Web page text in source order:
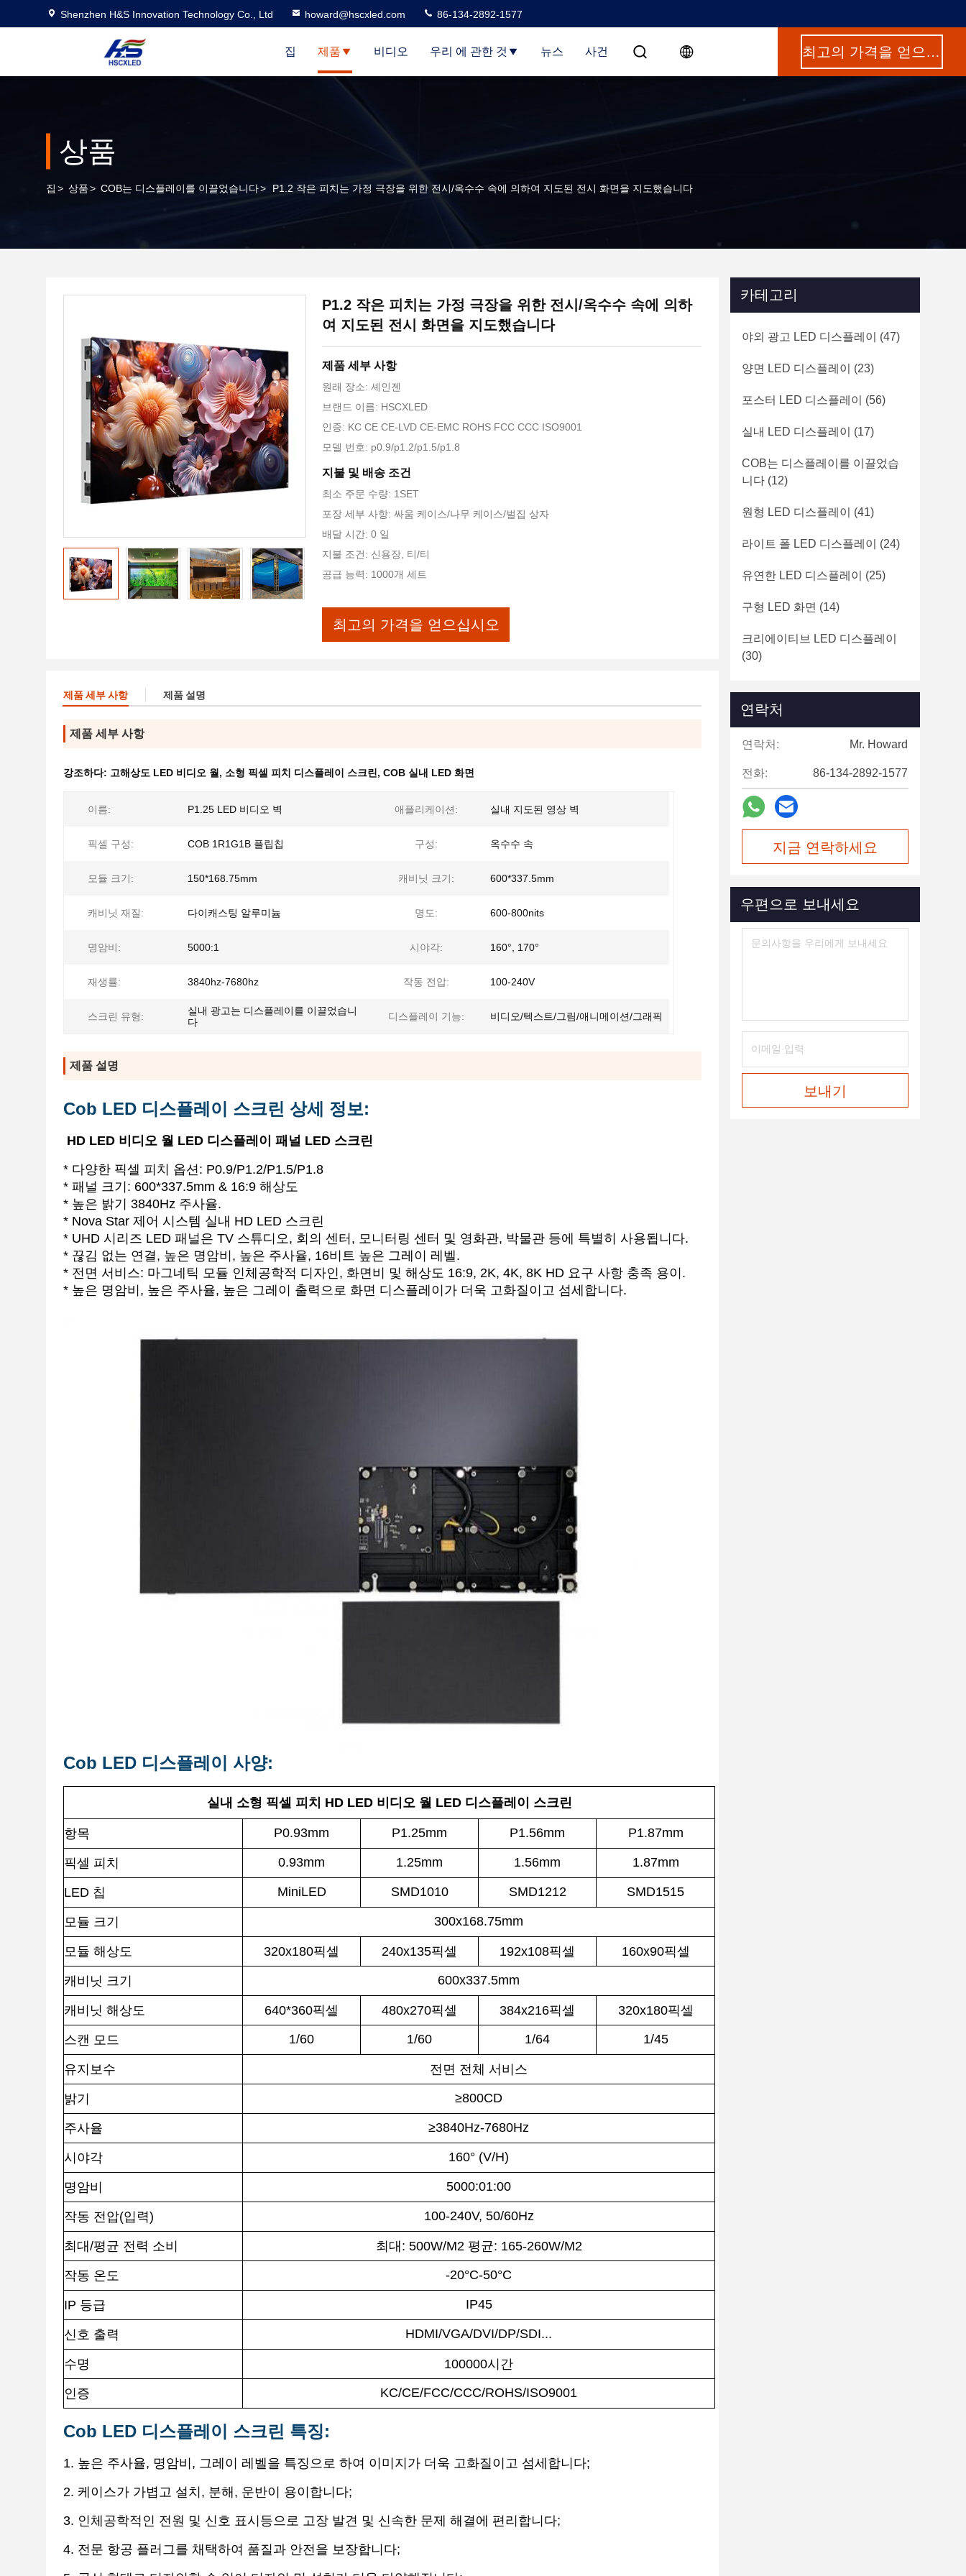
Shenzhen H&S Innovation Technology Co., Ltd howard@hscxled.com 86-134-2892-1577
집 제품 비디오 우리 에 관한 것 뉴스 사건 최고의 가격을 얻으십시오
상품
집 > 상품> COB는 디스플레이를 이끌었습니다> P1.2 작은 피치는 가정 극장을 위한 전시/옥수수 속에 의하여 지도된 전시 화면을 지도했습니다
P1.2 작은 피치는 가정 극장을 위한 전시/옥수수 속에 의하
여 지도된 전시 화면을 지도했습니다
제품 세부 사항
원래 장소: 셰인젠
브랜드 이름: HSCXLED
인증: KC CE CE-LVD CE-EMC ROHS FCC CCC ISO9001
모델 번호: p0.9/p1.2/p1.5/p1.8
지불 및 배송 조건
최소 주문 수량: 1SET
포장 세부 사항: 싸움 케이스/나무 케이스/벌집 상자
배달 시간: 0 일
지불 조건: 신용장, 티/티
공급 능력: 1000개 세트
최고의 가격을 얻으십시오
제품 세부 사항 제품 설명
제품 세부 사항
강조하다: 고해상도 LED 비디오 월 , 소형 픽셀 피치 디스플레이 스크린 , COB 실내 LED 화면
이름: P1.25 LED 비디오 벽 애플리케이션: 실내 지도된 영상 벽
픽셀 구성: COB 1R1G1B 플립칩 구성: 옥수수 속
모듈 크기: 150*168.75mm 캐비닛 크기: 600*337.5mm
캐비닛 재질: 다이캐스팅 알루미늄 명도: 600-800nits
명암비: 5000:1 시야각: 160°, 170°
재생률: 3840hz-7680hz 작동 전압: 100-240V
스크린 유형:
실내 광고는 디스플레이를 이끌었습니
다
디스플레이 기능: 비디오/텍스트/그림/애니메이션/그래픽
제품 설명
Cob LED 디스플레이 스크린 상세 정보:
HD LED 비디오 월 LED 디스플레이 패널 LED 스크린
* 다양한 픽셀 피치 옵션: P0.9/P1.2/P1.5/P1.8
* 패널 크기: 600*337.5mm & 16:9 해상도
* 높은 밝기 3840Hz 주사율.
* Nova Star 제어 시스템 실내 HD LED 스크린
* UHD 시리즈 LED 패널은 TV 스튜디오, 회의 센터, 모니터링 센터 및 영화관, 박물관 등에 특별히 사용됩니다.
* 끊김 없는 연결, 높은 명암비, 높은 주사율, 16비트 높은 그레이 레벨.
* 전면 서비스: 마그네틱 모듈 인체공학적 디자인, 화면비 및 해상도 16:9, 2K, 4K, 8K HD 요구 사항 충족 용이.
* 높은 명암비, 높은 주사율, 높은 그레이 출력으로 화면 디스플레이가 더욱 고화질이고 섬세합니다.
Cob LED 디스플레이 사양:
실내 소형 픽셀 피치 HD LED 비디오 월 LED 디스플레이 스크린
항목 P0.93mm P1.25mm P1.56mm P1.87mm
픽셀 피치 0.93mm 1.25mm 1.56mm 1.87mm
LED 칩 MiniLED SMD1010 SMD1212 SMD1515
모듈 크기 300x168.75mm
모듈 해상도 320x180픽셀 240x135픽셀 192x108픽셀 160x90픽셀
캐비닛 크기 600x337.5mm
캐비닛 해상도 640*360픽셀 480x270픽셀 384x216픽셀 320x180픽셀
스캔 모드 1/60 1/60 1/64 1/45
유지보수 전면 전체 서비스
밝기 ≥800CD
주사율 ≥3840Hz-7680Hz
시야각 160° (V/H)
명암비 5000:01:00
작동 전압(입력) 100-240V, 50/60Hz
최대/평균 전력 소비 최대: 500W/M2 평균: 165-260W/M2
작동 온도 -20°C-50°C
IP 등급 IP45
신호 출력 HDMI/VGA/DVI/DP/SDI...
수명 100000시간
인증 KC/CE/FCC/CCC/ROHS/ISO9001
Cob LED 디스플레이 스크린 특징:
1. 높은 주사율, 명암비, 그레이 레벨을 특징으로 하여 이미지가 더욱 고화질이고 섬세합니다;
2. 케이스가 가볍고 설치, 분해, 운반이 용이합니다;
3. 인체공학적인 전원 및 신호 표시등으로 고장 발견 및 신속한 문제 해결에 편리합니다;
4. 전문 항공 플러그를 채택하여 품질과 안전을 보장합니다;
카테고리
야외 광고 LED 디스플레이 (47)
양면 LED 디스플레이 (23)
포스터 LED 디스플레이 (56)
실내 LED 디스플레이 (17)
COB는 디스플레이를 이끌었습
니다 (12)
원형 LED 디스플레이 (41)
라이트 폴 LED 디스플레이 (24)
유연한 LED 디스플레이 (25)
구형 LED 화면 (14)
크리에이티브 LED 디스플레이
(30)
연락처
연락처: Mr. Howard
전화: 86-134-2892-1577
지금 연락하세요
우편으로 보내세요
보내기